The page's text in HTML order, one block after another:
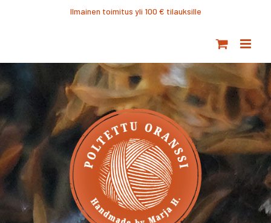
Ilmainen toimitus yli 100 € tilauksille